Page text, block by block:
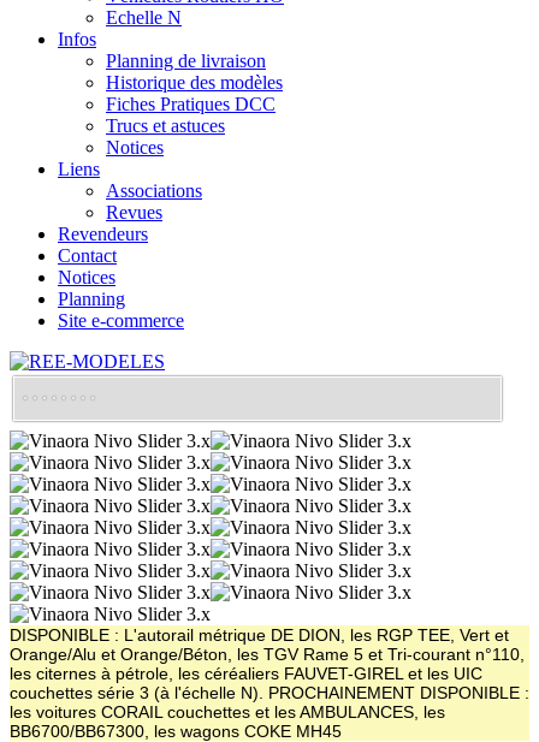
Echelle N
Infos
Planning de livraison
Historique des modèles
Fiches Pratiques DCC
Trucs et astuces
Notices
Liens
Associations
Revues
Revendeurs
Contact
Notices
Planning
Site e-commerce
DISPONIBLE : L'autorail métrique DE DION, les RGP TEE, Vert et
Orange/Alu et Orange/Béton, les TGV Rame 5 et Tri-courant n°110,
les citernes à pétrole, les céréaliers FAUVET-GIREL et les UIC
couchettes série 3 (à l'échelle N). PROCHAINEMENT DISPONIBLE :
les voitures CORAIL couchettes et les AMBULANCES, les
BB6700/BB67300, les wagons COKE MH45